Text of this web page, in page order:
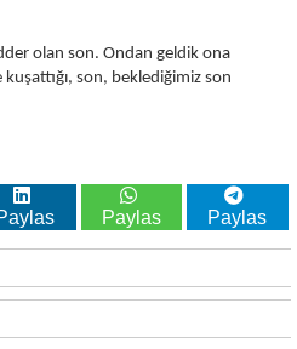
olan son. Ondan geldik ona
son, beklediğimiz son
Paylas Paylas